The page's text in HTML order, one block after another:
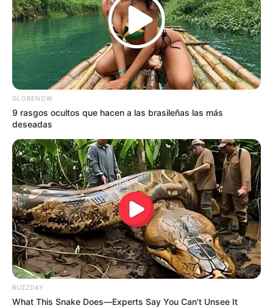
Tarjetas de Crédito Premium: El Nuevo
Las tarjetas de crédito premium se han
convertido en mucho más que una herramienta
de pago. En 2026, representan exclusividad,
acceso privilegiado y un estilo de vida de alto
nivel. Bancos y fintechs compiten ferozmente
para atraer a clientes con altos ingresos
mediante beneficios cada vez más lujosos y
personalizados.
GLOBENOW
9 rasgos ocultos que hacen a las brasileñas las más
deseadas
BUZZDAY
What This Snake Does—Experts Say You Can't Unsee It